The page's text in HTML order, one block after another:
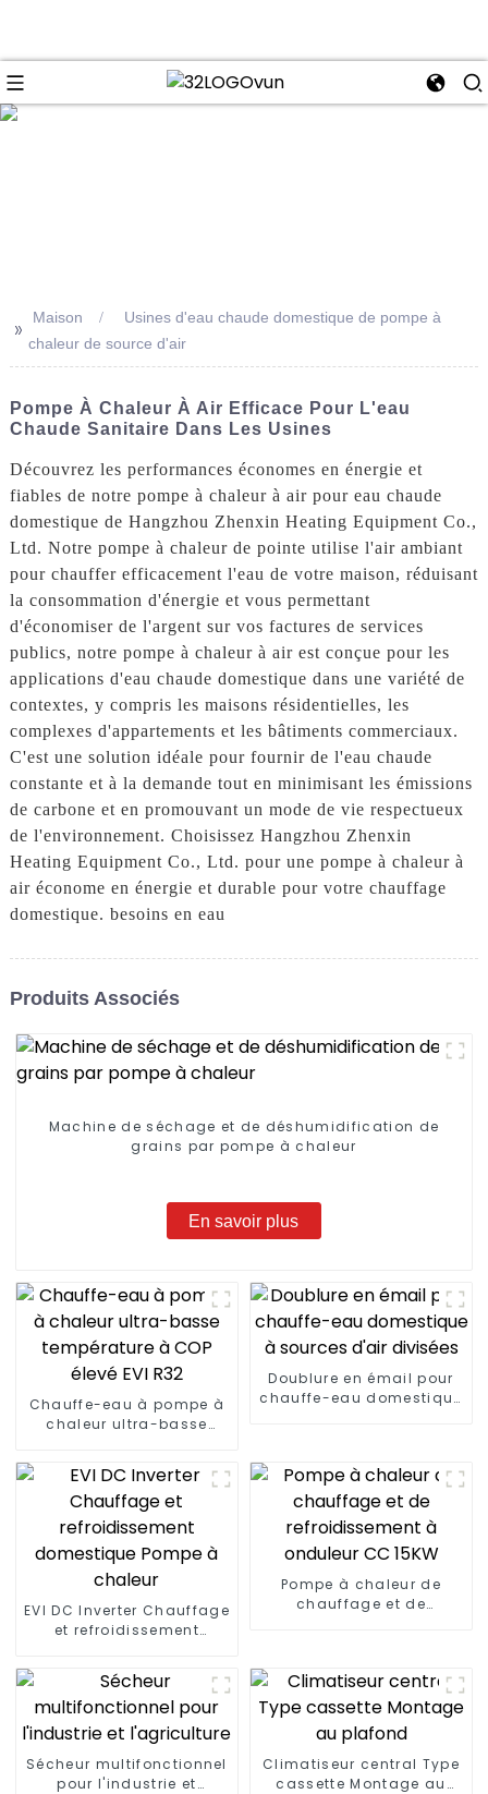
>> Maison
Usines d'eau chaude domestique de pompe à
chaleur de source d'air
Pompe À Chaleur À Air Efficace Pour L'eau
Chaude Sanitaire Dans Les Usines
Découvrez les performances économes en énergie et
fiables de notre pompe à chaleur à air pour eau chaude
domestique de Hangzhou Zhenxin Heating Equipment Co.,
Ltd. Notre pompe à chaleur de pointe utilise l'air ambiant
pour chauffer efficacement l'eau de votre maison, réduisant
la consommation d'énergie et vous permettant
d'économiser de l'argent sur vos factures de services
publics, notre pompe à chaleur à air est conçue pour les
applications d'eau chaude domestique dans une variété de
contextes, y compris les maisons résidentielles, les
complexes d'appartements et les bâtiments commerciaux.
C'est une solution idéale pour fournir de l'eau chaude
constante et à la demande tout en minimisant les émissions
de carbone et en promouvant un mode de vie respectueux
de l'environnement. Choisissez Hangzhou Zhenxin
Heating Equipment Co., Ltd. pour une pompe à chaleur à
air économe en énergie et durable pour votre chauffage
domestique. besoins en eau
Produits Associés
Machine de séchage et de déshumidification de
grains par pompe à chaleur
En savoir plus
Chauffe-eau à pompe à
chaleur ultra-basse
Doublure en émail pour
chauffe-eau domestique
EVI DC Inverter Chauffage
et refroidissement
chaleur
Pompe à chaleur de
chauffage et de
Sécheur multifonctionnel
pour l'industrie et
Climatiseur central Type
cassette Montage au